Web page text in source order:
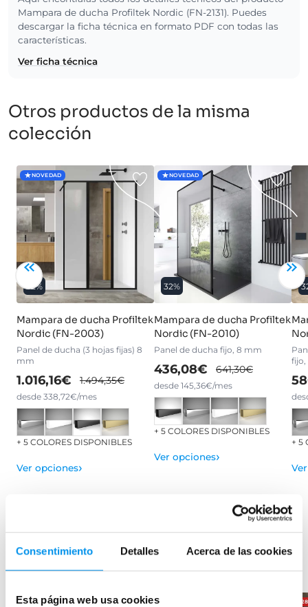
Consentimiento Detalles Acerca de las cookies
Esta página web usa cookies
Mampara de ducha Profiltek Nordic (FN-2131). Puedes
descargar la ficha técnica en formato PDF con todas las
características.
Ver ficha técnica
Otros productos de la misma
colección
NOVEDAD
32%
Mampara de ducha Profiltek
Nordic (FN-2003)
Panel de ducha (3 hojas fijas) 8
mm
1.016,16€ 1.494,35€
desde 338,72€/mes
+ 5 COLORES DISPONIBLES
Ver opciones›
NOVEDAD
32%
Mampara de ducha Profiltek
Nordic (FN-2010)
Panel de ducha fijo, 8 mm
436,08€ 641,30€
desde 145,36€/mes
+ 5 COLORES DISPONIBLES
Ver opciones›
+ 5
Productos relacionados
-28%OFERTA -